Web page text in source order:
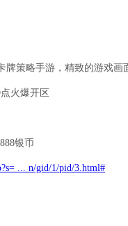
策略手游，精致的游戏
火爆开区
银币
... n/gid/1/pid/3.html#